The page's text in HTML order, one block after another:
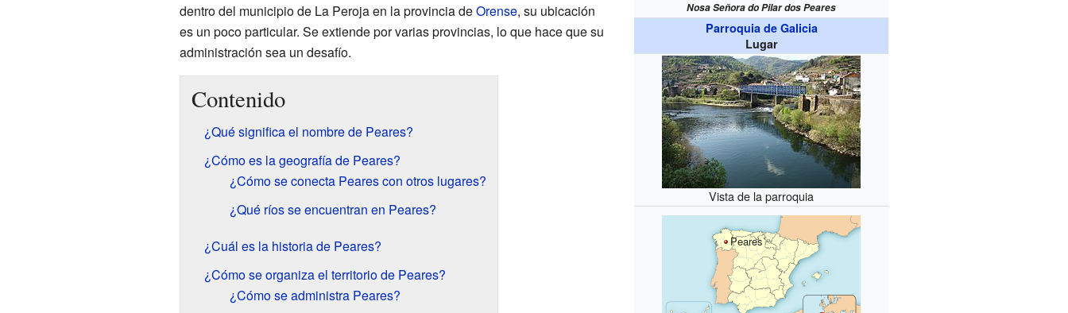
Nosa Señora do Pilar dos Peares
Parroquia de Galicia
Lugar
Vista de la parroquia
Peares
dentro del municipio de La Peroja en la provincia deOrense, su ubicación
es un poco particular. Se extiende por varias provincias, lo que hace que su
administración sea un desafío.
Contenido
¿Qué significa el nombre de Peares?
¿Cómo es la geografía de Peares?
¿Cómo se conecta Peares con otros lugares?
¿Qué ríos se encuentran en Peares?
¿Cuál es la historia de Peares?
¿Cómo se organiza el territorio de Peares?
¿Cómo se administra Peares?